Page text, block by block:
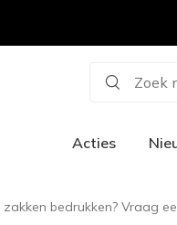
Zoek
Acties
bedrukken? Vraag